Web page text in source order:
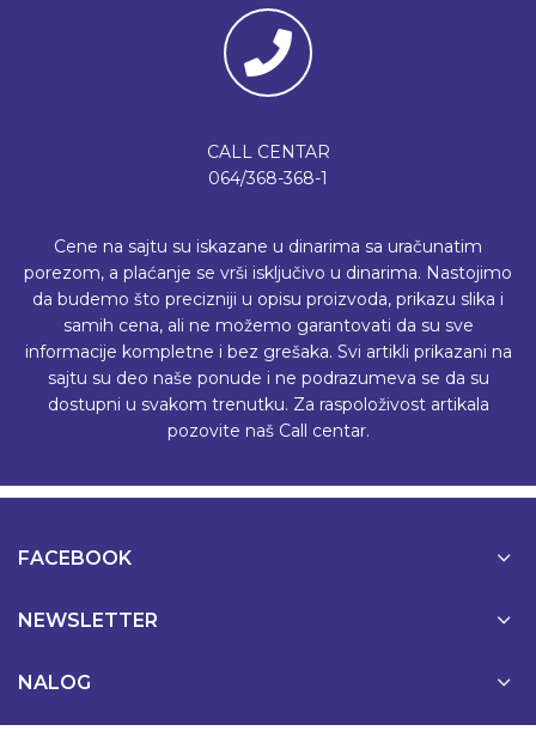
CALL CENTAR
064/368-368-1
Cene na sajtu su iskazane u dinarima sa uračunatim
porezom, a plaćanje se vrši isključivo u dinarima. Nastojimo
da budemo što precizniji u opisu proizvoda, prikazu slika i
samih cena, ali ne možemo garantovati da su sve
informacije kompletne i bez grešaka. Svi artikli prikazani na
sajtu su deo naše ponude i ne podrazumeva se da su
dostupni u svakom trenutku. Za raspoloživost artikala
pozovite naš Call centar.
FACEBOOK
NEWSLETTER
NALOG